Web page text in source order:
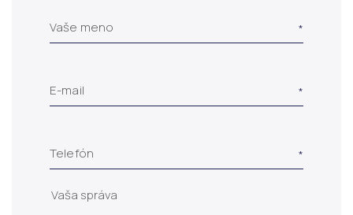
Vaše meno
E-mail
Telefón